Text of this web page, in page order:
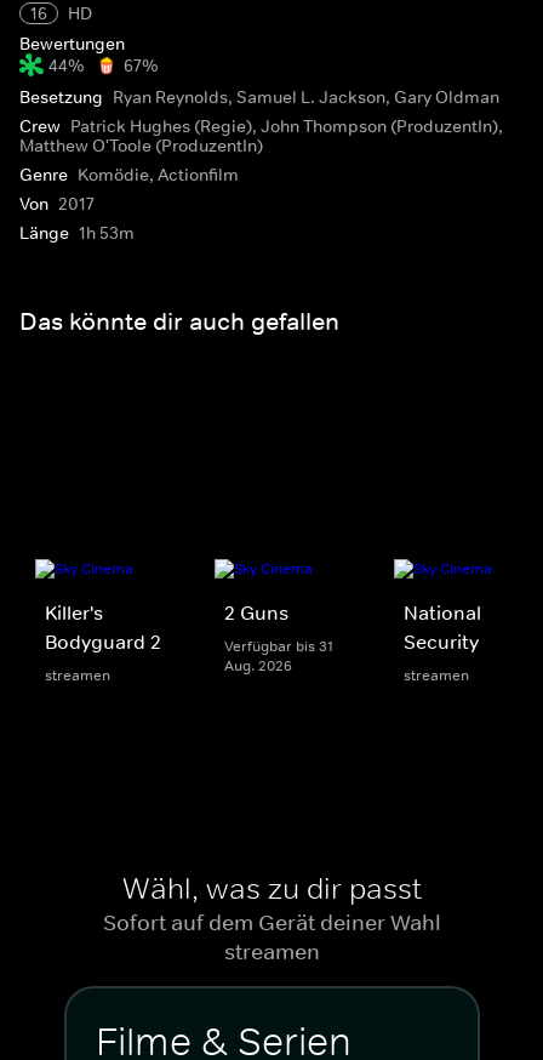
16
HD
Bewertungen
44%
67%
Besetzung Ryan Reynolds, Samuel L. Jackson, Gary Oldman
Crew Patrick Hughes (Regie), John Thompson (ProduzentIn),
Matthew O'Toole (ProduzentIn)
Genre Komödie, Actionfilm
Von 2017
Länge 1h 53m
Das könnte dir auch gefallen
Killer's
Bodyguard 2
streamen
2 Guns
Verfügbar bis 31
Aug. 2026
National
Security
streamen
Wähl, was zu dir passt
Sofort auf dem Gerät deiner Wahl
streamen
Filme & Serien